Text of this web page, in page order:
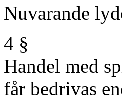
Nuvarande
4 §
Handel med
får bedrivas